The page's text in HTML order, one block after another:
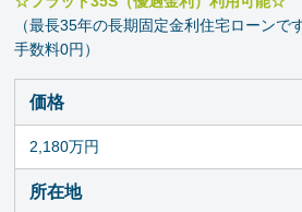
（最長35年の長期固定金利住宅ローンで
手数料0円）
価格
2,180万円
所在地